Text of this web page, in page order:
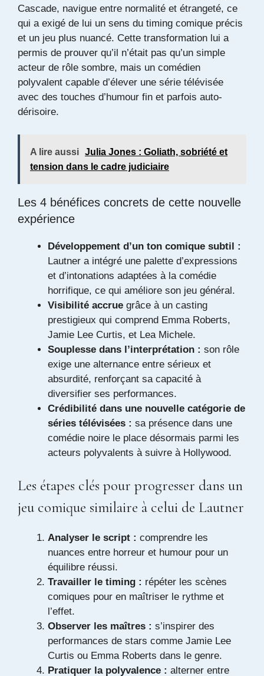
Cascade, navigue entre normalité et étrangeté, ce
qui a exigé de lui un sens du timing comique précis
et un jeu plus nuancé. Cette transformation lui a
permis de prouver qu’il n’était pas qu’un simple
acteur de rôle sombre, mais un comédien
polyvalent capable d’élever une série télévisée
avec des touches d’humour fin et parfois auto-
dérisoire.
A lire aussi Julia Jones : Goliath, sobriété et
tension dans le cadre judiciaire
Les 4 bénéfices concrets de cette nouvelle
expérience
Développement d’un ton comique subtil :
Lautner a intégré une palette d’expressions
et d’intonations adaptées à la comédie
horrifique, ce qui améliore son jeu général.
Visibilité accrue grâce à un casting
prestigieux qui comprend Emma Roberts,
Jamie Lee Curtis, et Lea Michele.
Souplesse dans l’interprétation : son rôle
exige une alternance entre sérieux et
absurdité, renforçant sa capacité à
diversifier ses performances.
Crédibilité dans une nouvelle catégorie de
séries télévisées : sa présence dans une
comédie noire le place désormais parmi les
acteurs polyvalents à suivre à Hollywood.
Les étapes clés pour progresser dans un
jeu comique similaire à celui de Lautner
Analyser le script : comprendre les
nuances entre horreur et humour pour un
équilibre réussi.
Travailler le timing : répéter les scènes
comiques pour en maîtriser le rythme et
l’effet.
Observer les maîtres : s’inspirer des
performances de stars comme Jamie Lee
Curtis ou Emma Roberts dans le genre.
Pratiquer la polyvalence : alterner entre